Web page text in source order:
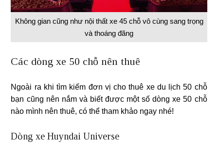
Không gian cũng như nội thất xe 45 chỗ vô cùng sang trọng
và thoáng đãng
Các dòng xe 50 chỗ nên thuê
Ngoài ra khi tìm kiếm đơn vị cho thuê xe du lịch 50 chỗ
bạn cũng nên nắm và biết được một số dòng xe 50 chỗ
nào mình nên thuê, có thể tham khảo ngay nhé!
Dòng xe Huyndai Universe